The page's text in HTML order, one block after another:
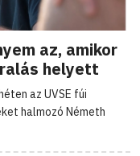
az, amikor
helyett
az UVSE fúi
halmozó Németh